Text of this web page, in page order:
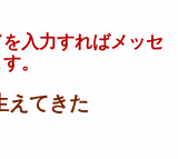
入力すればメッセ
。
えてきた